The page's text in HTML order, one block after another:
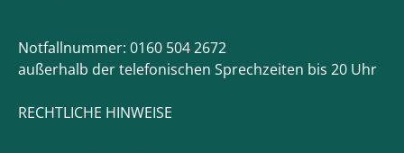
Notfallnummer: 0160 504 2672
außerhalb der telefonischen Sprechzeiten bis 20 Uhr
RECHTLICHE HINWEISE